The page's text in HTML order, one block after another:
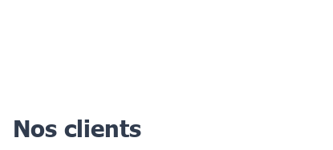
Nos clients